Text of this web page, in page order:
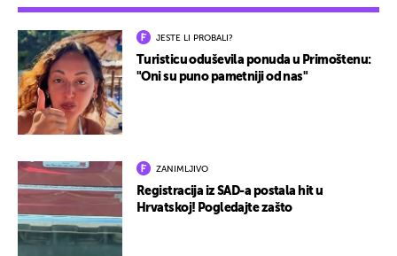
JESTE LI PROBALI?
Turisticu oduševila ponuda u Primoštenu:
"Oni su puno pametniji od nas"
ZANIMLJIVO
Registracija iz SAD-a postala hit u
Hrvatskoj! Pogledajte zašto